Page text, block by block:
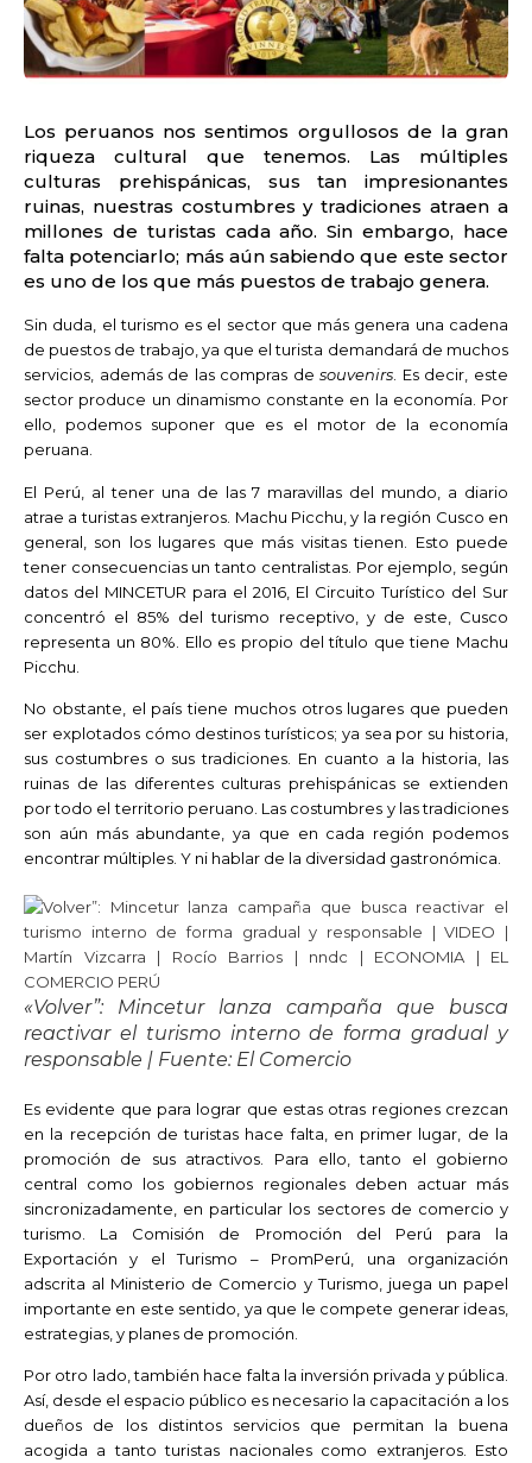
Los peruanos nos sentimos orgullosos de la gran
riqueza cultural que tenemos. Las múltiples
culturas prehispánicas, sus tan impresionantes
ruinas, nuestras costumbres y tradiciones atraen a
millones de turistas cada año. Sin embargo, hace
falta potenciarlo; más aún sabiendo que este sector
es uno de los que más puestos de trabajo genera.
Sin duda, el turismo es el sector que más genera una cadena
de puestos de trabajo, ya que el turista demandará de muchos
servicios, además de las compras desouvenirs. Es decir, este
sector produce un dinamismo constante en la economía. Por
ello, podemos suponer que es el motor de la economía
peruana.
El Perú, al tener una de las 7 maravillas del mundo, a diario
atrae a turistas extranjeros. Machu Picchu, y la región Cusco en
general, son los lugares que más visitas tienen. Esto puede
tener consecuencias un tanto centralistas. Por ejemplo, según
datos del MINCETUR para el 2016, El Circuito Turístico del Sur
concentró el 85% del turismo receptivo, y de este, Cusco
representa un 80%. Ello es propio del título que tiene Machu
Picchu.
No obstante, el país tiene muchos otros lugares que pueden
ser explotados cómo destinos turísticos; ya sea por su historia,
sus costumbres o sus tradiciones. En cuanto a la historia, las
ruinas de las diferentes culturas prehispánicas se extienden
por todo el territorio peruano. Las costumbres y las tradiciones
son aún más abundante, ya que en cada región podemos
encontrar múltiples. Y ni hablar de la diversidad gastronómica.
«Volver”: Mincetur lanza campaña que busca
reactivar el turismo interno de forma gradual y
responsable | Fuente: El Comercio
Es evidente que para lograr que estas otras regiones crezcan
en la recepción de turistas hace falta, en primer lugar, de la
promoción de sus atractivos. Para ello, tanto el gobierno
central como los gobiernos regionales deben actuar más
sincronizadamente, en particular los sectores de comercio y
turismo. La Comisión de Promoción del Perú para la
Exportación y el Turismo – PromPerú, una organización
adscrita al Ministerio de Comercio y Turismo, juega un papel
importante en este sentido, ya que le compete generar ideas,
estrategias, y planes de promoción.
Por otro lado, también hace falta la inversión privada y pública.
Así, desde el espacio público es necesario la capacitación a los
dueños de los distintos servicios que permitan la buena
acogida a tanto turistas nacionales como extranjeros. Esto